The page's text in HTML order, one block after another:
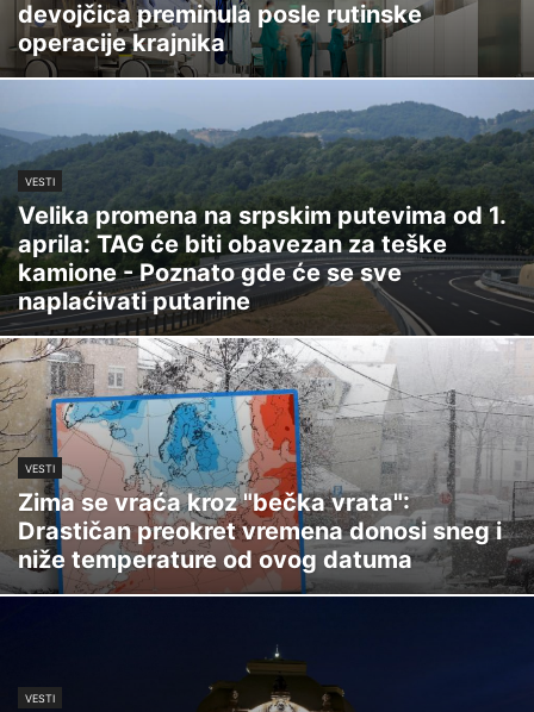
devojčica preminula posle rutinske
operacije krajnika
VESTI
Velika promena na srpskim putevima od 1.
aprila: TAG će biti obavezan za teške
kamione - Poznato gde će se sve
naplaćivati putarine
VESTI
Zima se vraća kroz "bečka vrata":
Drastičan preokret vremena donosi sneg i
niže temperature od ovog datuma
VESTI